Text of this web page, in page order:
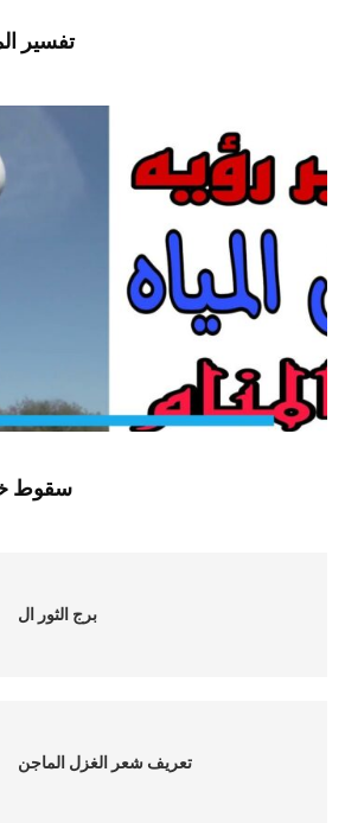
تفسير
سقوط
برج الثور ال
تعريف شعر الغزل الماجن